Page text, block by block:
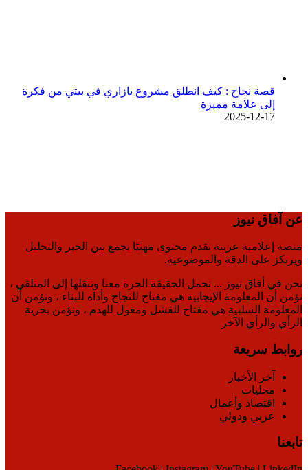
قصة نجاح : كيف انطلق مشروع بازاري في بيتي من فكرة
إلى علامة مميزة
2025-12-17
عن آفاق نيوز
منصة إعلامية عربية تقدم محتوى مهنيًا يجمع بين الخبر والتحليل
ويرتكز على الدقة والموضوعية.
نحن في أفاق نيوز ... نحمل الحقيقة الحرة معنا وننقلها إلى المتلقي ،
نؤمن أن المعلومة الإيجابية هي مفتاح للنجاح وأداة للبناء ، ونؤمن أن
المعلومة السلبية هي مفتاح للفشل ومعول للهدم ، ونؤمن بحرية
الرأي والرأي الآخر
روابط سريعة
آخر الأخبار
محليات
اقتصاد وأعمال
عربي ودولي
تابعنا